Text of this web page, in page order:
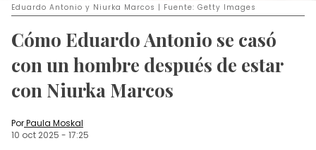
Eduardo Antonio y Niurka Marcos | Fuente: Getty Images
Cómo Eduardo Antonio se casó
con un hombre después de estar
con Niurka Marcos
PorPaula Moskal
10 oct 2025 - 17:25